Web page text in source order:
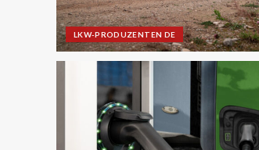
LKW-PRODUZENTEN DE